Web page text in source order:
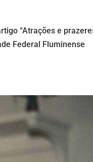
“Atrações e
Federal Fluminense